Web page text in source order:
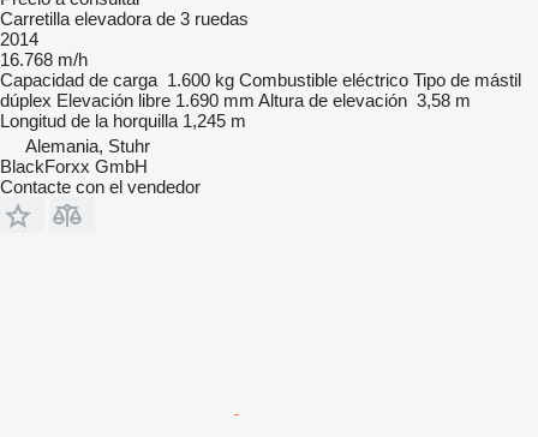
Carretilla elevadora de 3 ruedas
2014
16.768 m/h
Capacidad de carga 1.600 kg Combustible eléctrico Tipo de mástil
dúplex Elevación libre 1.690 mm Altura de elevación 3,58 m
Longitud de la horquilla 1,245 m
Alemania, Stuhr
BlackForxx GmbH
Contacte con el vendedor